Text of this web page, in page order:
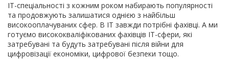
ІТ-спеціальності з кожним роком набирають популярності
та продовжують залишатися однією з найбільш
високооплачуваних сфер. В ІТ завжди потрібні фахівці. А ми
готуємо висококваліфікованих фахівців ІТ-сфери, які
затребувані та будуть затребувані після війни для
цифровізації економіки, цифрової безпеки тощо.